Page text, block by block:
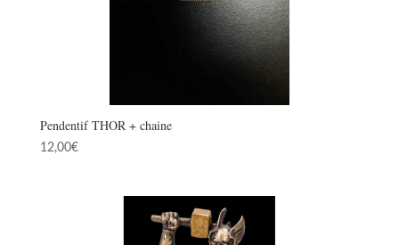
Pendentif THOR + chaine
12,00€